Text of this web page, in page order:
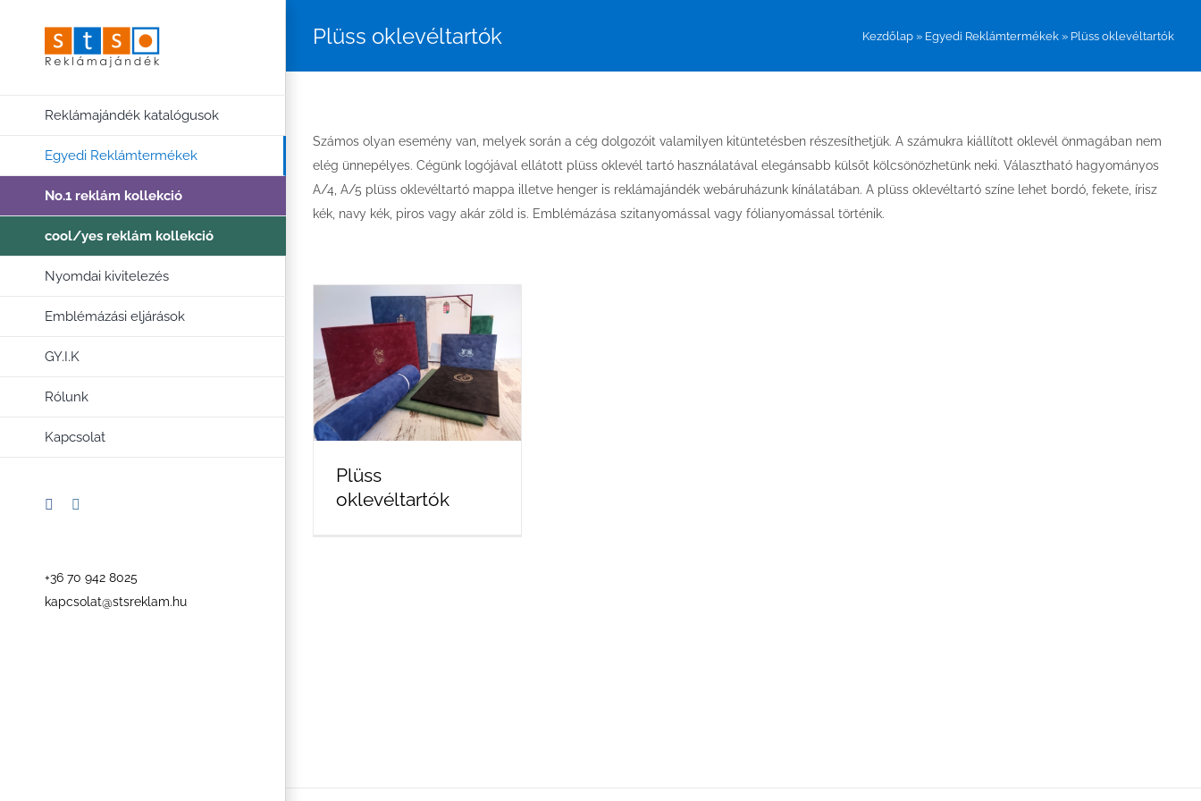
Reklámajándék katalógusok
Egyedi Reklámtermékek
No.1 reklám kollekció
cool/yes reklám kollekció
Nyomdai kivitelezés
Emblémázási eljárások
GY.I.K
Rólunk
Kapcsolat
Facebook
+36 70 942 8025
kapcsolat@stsreklam.hu
Plüss oklevéltartók Kezdőlap » Egyedi Reklámtermékek » Plüss oklevéltartók
Számos olyan esemény van, melyek során a cég dolgozóit valamilyen kitüntetésben részesíthetjük. A számukra kiállított oklevél önmagában nem
elég ünnepélyes. Cégünk logójával ellátott plüss oklevél tartó használatával elegánsabb külsőt kölcsönözhetünk neki. Választható hagyományos
A/4, A/5 plüss oklevéltartó mappa illetve henger is reklámajándék webáruházunk kínálatában. A plüss oklevéltartó színe lehet bordó, fekete, írisz
kék, navy kék, piros vagy akár zöld is. Emblémázása szitanyomással vagy fólianyomással történik.
Plüss
oklevéltartók